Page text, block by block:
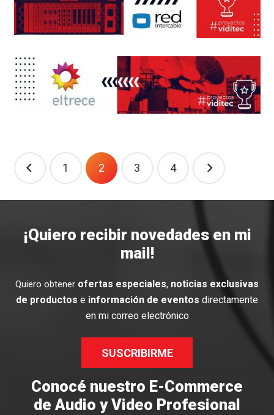
Navegación
entradas
1 2 3 4
¡Quiero recibir novedades en mi
mail!
Quiero obtener ofertas especiales, noticias exclusivas
de productos e información de eventos directamente
en mi correo electrónico
SUSCRIBIRME
Conocé nuestro E-Commerce
de Audio y Video Profesional